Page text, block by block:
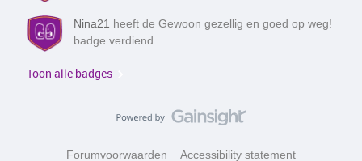
Nina21 heeft de Gewoon gezellig en goed op weg!
badge verdiend
Toon alle badges
Forumvoorwaarden Accessibility statement